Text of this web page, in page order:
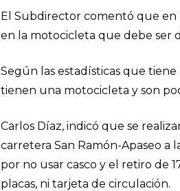
El Subdirector comentó que en
en la motocicleta que debe ser
Según las estadísticas que tiene
tienen una motocicleta y son
Carlos Díaz, indicó que se
carretera San Ramón-Apaseo a
por no usar casco y el retiro de
placas, ni tarjeta de circulación.